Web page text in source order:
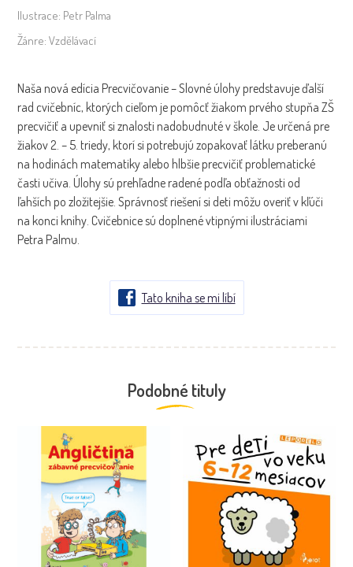
Ilustrace: Petr Palma
Žánre: Vzdělávací
Naša nová edícia Precvičovanie – Slovné úlohy predstavuje ďalší
rad cvičebníc, ktorých cieľom je pomôcť žiakom prvého stupňa ZŠ
precvičiť a upevniť si znalosti nadobudnuté v škole. Je určená pre
žiakov 2. – 5. triedy, ktorí si potrebujú zopakovať látku preberanú
na hodinách matematiky alebo hlbšie precvičiť problematické
časti učiva. Úlohy sú prehľadne radené podľa obťažnosti od
ľahších po zložitejšie. Správnosť riešení si deti môžu overiť v kľúči
na konci knihy. Cvičebnice sú doplnené vtipnými ilustráciami
Petra Palmu.
Tato kniha se mi líbí
Podobné tituly